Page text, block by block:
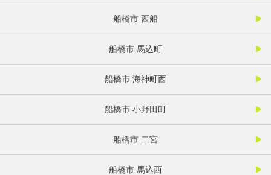
船橋市 西船
船橋市 馬込町
船橋市 海神町西
船橋市 小野田町
船橋市 二宮
船橋市 馬込西